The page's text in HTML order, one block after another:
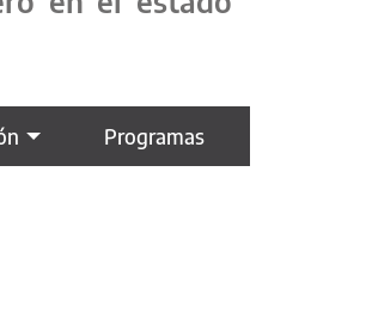
Programas